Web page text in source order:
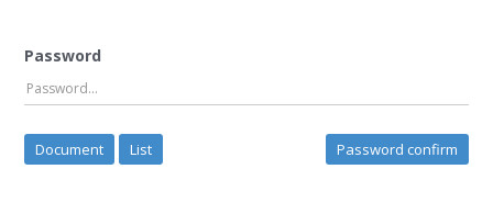
Password
Document List Password confirm